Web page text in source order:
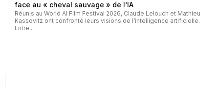
face au « cheval sauvage » de l’IA
Réunis au World AI Film Festival 2026, Claude Lelouch et Mathieu
Kassovitz ont confronté leurs visions de l’intelligence artificielle.
Entre...